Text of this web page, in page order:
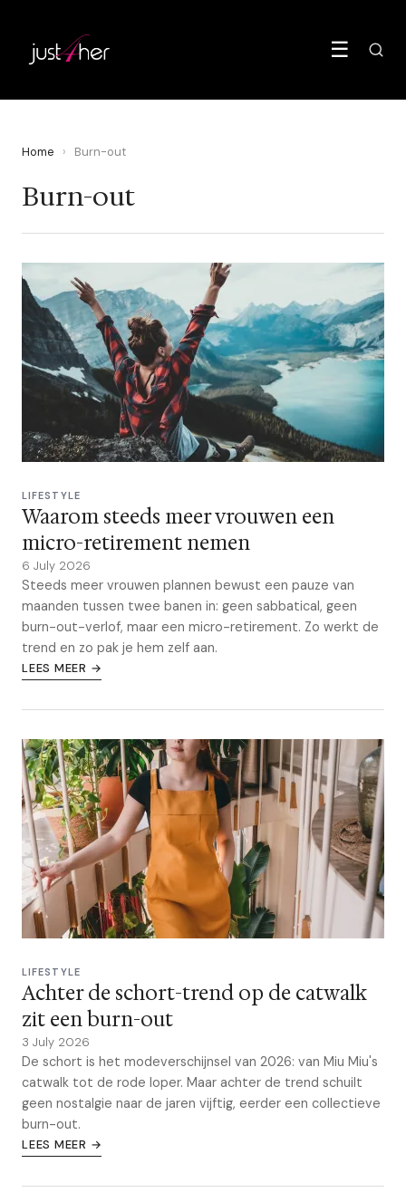
☰
Home › Burn-out
Burn-out
LIFESTYLE
Waarom steeds meer vrouwen een
micro-retirement nemen
6 July 2026
Steeds meer vrouwen plannen bewust een pauze van
maanden tussen twee banen in: geen sabbatical, geen
burn-out-verlof, maar een micro-retirement. Zo werkt de
trend en zo pak je hem zelf aan.
LEES MEER →
LIFESTYLE
Achter de schort-trend op de catwalk
zit een burn-out
3 July 2026
De schort is het modeverschijnsel van 2026: van Miu Miu's
catwalk tot de rode loper. Maar achter de trend schuilt
geen nostalgie naar de jaren vijftig, eerder een collectieve
burn-out.
LEES MEER →